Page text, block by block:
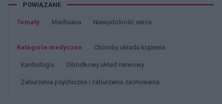
POWIĄZANE
Tematy Marihuana Niewydolność serca
Kategorie medyczne Choroby układu krążenia
Kardiologia Ośrodkowy układ nerwowy
Zaburzenia psychiczne i zaburzenia zachowania